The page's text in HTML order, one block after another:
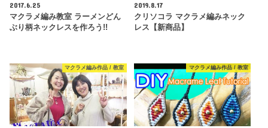
2017.6.25
マクラメ編み教室 ラーメンどん
ぶり柄ネックレスを作ろう!!
2019.8.17
クリソコラ マクラメ編みネック
レス【新商品】
マクラメ編み作品 / 教室 マクラメ編み作品 / 教室